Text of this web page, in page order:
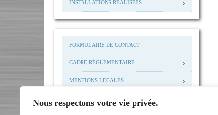
Nous respectons votre vie privée.
INSTALLATIONS RÉALISÉES
FORMULAIRE DE CONTACT
CADRE RÉGLEMENTAIRE
MENTIONS LEGALES